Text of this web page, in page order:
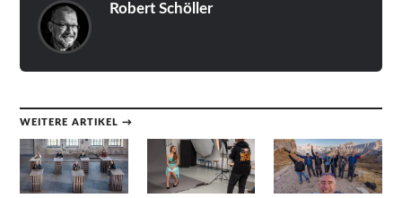
Robert Schöller
WEITERE ARTIKEL →